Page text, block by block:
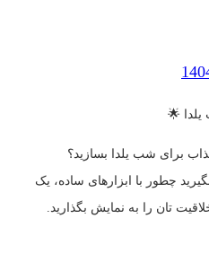
🌟
برای شب یلدا بسازید؟
چطور با ابزارهای ساده، یک
تان را به نمایش بگذارید.